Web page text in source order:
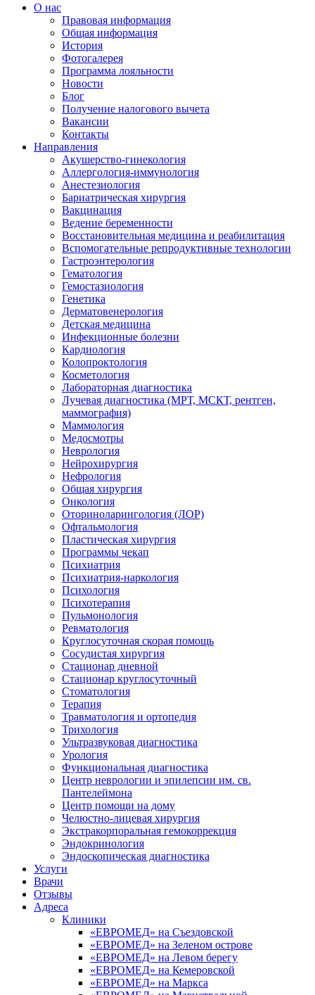
О нас
Правовая информация
Общая информация
История
Фотогалерея
Программа лояльности
Новости
Блог
Получение налогового вычета
Вакансии
Контакты
Направления
Акушерство-гинекология
Аллергология-иммунология
Анестезиология
Бариатрическая хирургия
Вакцинация
Ведение беременности
Восстановительная медицина и реабилитация
Вспомогательные репродуктивные технологии
Гастроэнтерология
Гематология
Гемостазиология
Генетика
Дерматовенерология
Детская медицина
Инфекционные болезни
Кардиология
Колопроктология
Косметология
Лабораторная диагностика
Лучевая диагностика (МРТ, МСКТ, рентген,
маммография)
Маммология
Медосмотры
Неврология
Нейрохирургия
Нефрология
Общая хирургия
Онкология
Оториноларингология (ЛОР)
Офтальмология
Пластическая хирургия
Программы чекап
Психиатрия
Психиатрия-наркология
Психология
Психотерапия
Пульмонология
Ревматология
Круглосуточная скорая помощь
Сосудистая хирургия
Стационар дневной
Стационар круглосуточный
Стоматология
Терапия
Травматология и ортопедия
Трихология
Ультразвуковая диагностика
Урология
Функциональная диагностика
Центр неврологии и эпилепсии им. св.
Пантелеймона
Центр помощи на дому
Челюстно-лицевая хирургия
Экстракорпоральная гемокоррекция
Эндокринология
Эндоскопическая диагностика
Услуги
Врачи
Отзывы
Адреса
Клиники
«ЕВРОМЕД» на Съездовской
«ЕВРОМЕД» на Зеленом острове
«ЕВРОМЕД» на Левом берегу
«ЕВРОМЕД» на Кемеровской
«ЕВРОМЕД» на Маркса